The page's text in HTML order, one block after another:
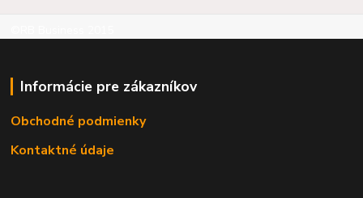
Informácie pre zákazníkov
Obchodné podmienky
Kontaktné údaje